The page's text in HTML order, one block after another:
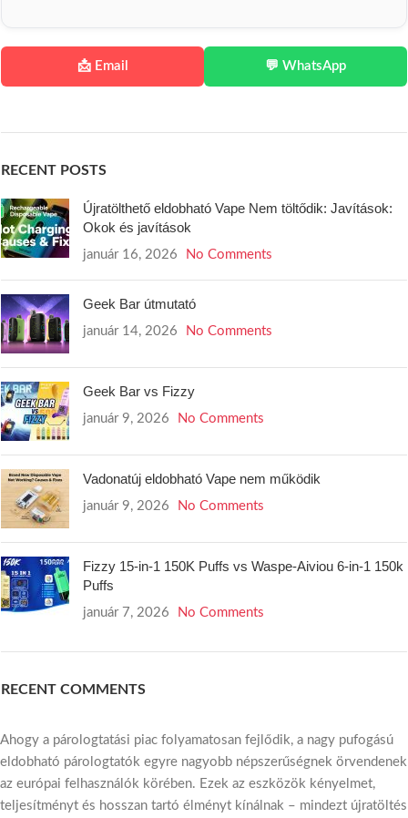
📩 Email 💬 WhatsApp
RECENT POSTS
Újratölthető eldobható Vape Nem töltődik: Javítások:
Okok és javítások
január 16, 2026 No Comments
Geek Bar útmutató
január 14, 2026 No Comments
Geek Bar vs Fizzy
január 9, 2026 No Comments
Vadonatúj eldobható Vape nem működik
január 9, 2026 No Comments
Fizzy 15-in-1 150K Puffs vs Waspe-Aiviou 6-in-1 150k
Puffs
január 7, 2026 No Comments
RECENT COMMENTS
Ahogy a párologtatási piac folyamatosan fejlődik, a nagy pufogású
eldobható párologtatók egyre nagyobb népszerűségnek örvendenek
az európai felhasználók körében. Ezek az eszközök kényelmet,
teljesítményt és hosszan tartó élményt kínálnak – mindezt újratöltés